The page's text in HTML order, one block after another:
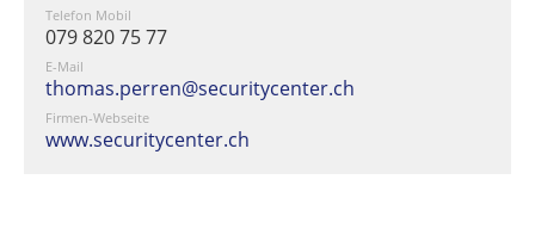
Telefon Mobil
079 820 75 77
E-Mail
thomas.perren@securitycenter.ch
Firmen-Webseite
www.securitycenter.ch